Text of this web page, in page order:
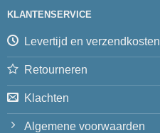
KLANTENSERVICE
Levertijd en verzendkosten
Retourneren
Klachten
Algemene voorwaarden